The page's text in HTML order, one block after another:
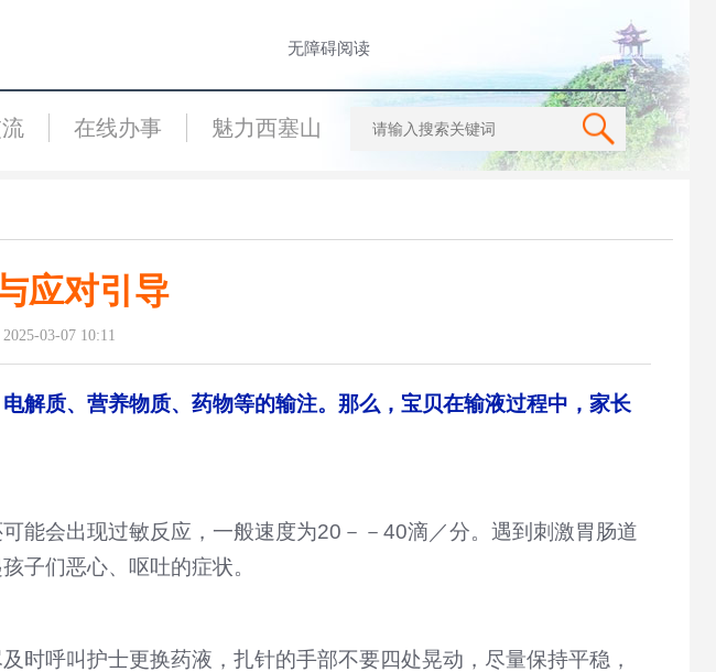
无障碍阅读
在线办事 魅力西塞山
应对引导
03-07 10:11
解质、营养物质、药物等的输注。那么，宝贝在输液过程中，家长
能会出现过敏反应，一般速度为20－－40滴／分。遇到刺激胃肠道
子们恶心、呕吐的症状。
时呼叫护士更换药液，扎针的手部不要四处晃动，尽量保持平稳，